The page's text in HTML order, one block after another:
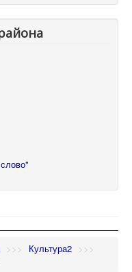
>>> Культура2 >>>